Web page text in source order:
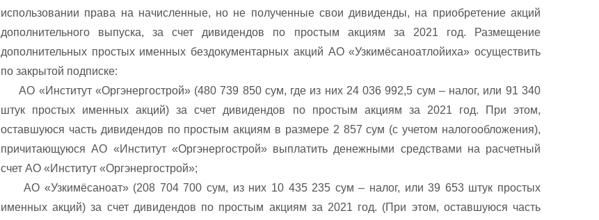
использовании права на начисленные, но не полученные свои дивиденды, на приобретение акций
дополнительного выпуска, за счет дивидендов по простым акциям за 2021 год. Размещение
дополнительных простых именных бездокументарных акций АО «Узкимёсаноатлойиха» осуществить
по закрытой подписке:
АО «Институт «Оргэнергострой» (480 739 850 сум, где из них 24 036 992,5 сум – налог, или 91 340
штук простых именных акций) за счет дивидендов по простым акциям за 2021 год. При этом,
оставшуюся часть дивидендов по простым акциям в размере 2 857 сум (с учетом налогообложения),
причитающуюся АО «Институт «Оргэнергострой» выплатить денежными средствами на расчетный
счет АО «Институт «Оргэнергострой»;
АО «Узкимёсаноат» (208 704 700 сум, из них 10 435 235 сум – налог, или 39 653 штук простых
именных акций) за счет дивидендов по простым акциям за 2021 год. (При этом, оставшуюся часть